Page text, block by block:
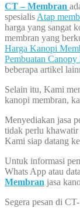
CT – Membran
spesialis Atap
harga yang sangat
membran yang
Harga Kanopi
Pembuatan Canopy
beberapa artikel
Selain itu, Kami
kanopi membran,
Menyediakan jasa
tidak perlu khawatir
Kami siap datang
Untuk informasi
Whats App atau
Membran jasa
Segera pesan di